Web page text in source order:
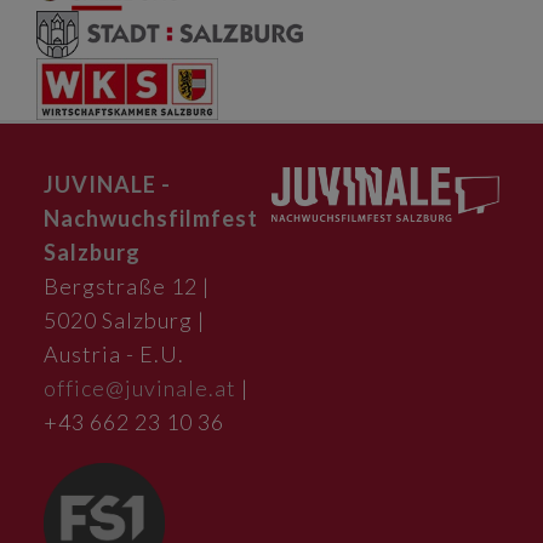
JUVINALE -
Nachwuchsfilmfest
Salzburg
Bergstraße 12 |
5020 Salzburg |
Austria - E.U.
office@juvinale.at |
+43 662 23 10 36